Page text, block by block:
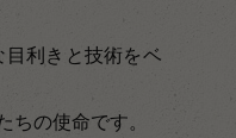
利きと技術をベ
の使命です。